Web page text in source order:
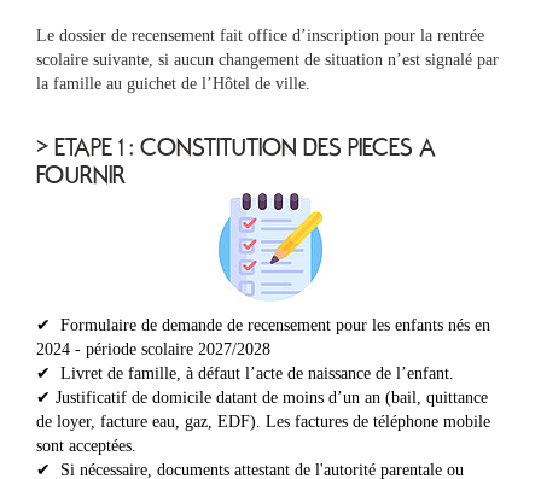
Le dossier de recensement fait office d’inscription pour la rentrée
scolaire suivante, si aucun changement de situation n’est signalé par
la famille au guichet de l’Hôtel de ville.
> ETAPE 1 : CONSTITUTION DES PIECES A
FOURNIR
✔ Formulaire de demande de recensement pour les enfants nés en
2024 - période scolaire 2027/2028
✔ Livret de famille, à défaut l’acte de naissance de l’enfant.
✔ Justificatif de domicile datant de moins d’un an (bail, quittance
de loyer, facture eau, gaz, EDF). Les factures de téléphone mobile
sont acceptées.
✔ Si nécessaire, documents attestant de l'autorité parentale ou